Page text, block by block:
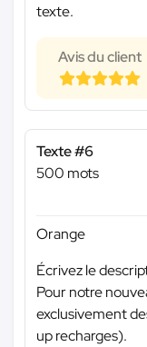
texte.
Avis du client
Texte #6
500 mots
Orange
Écrivez le
Pour notre
exclusivement
up recharges).